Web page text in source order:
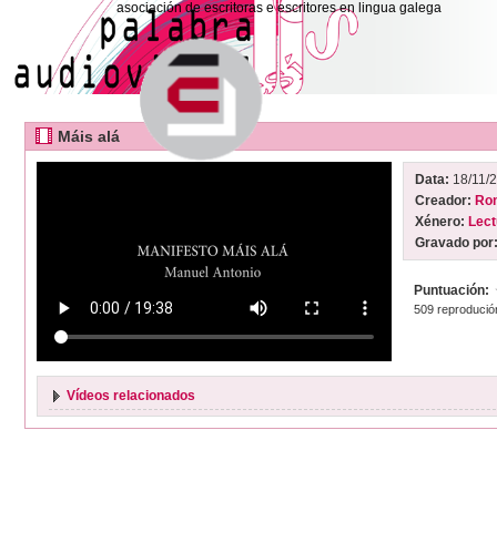
asociación de escritoras e escritores en lingua galega
Máis alá
Data: 18/11/
Creador:
Xénero:
Gravado
Puntuación:
509
Vídeos relacionados